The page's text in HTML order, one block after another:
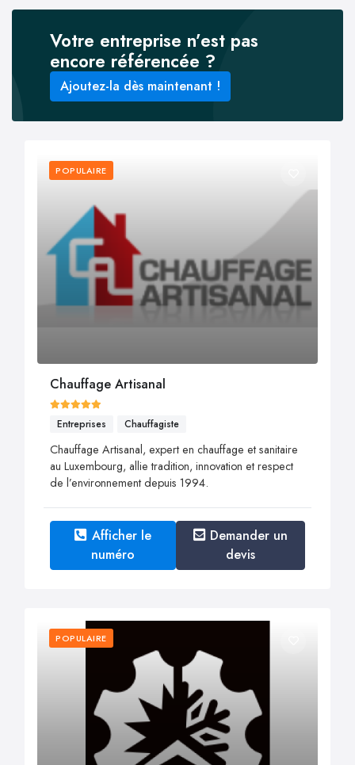
Votre entreprise n’est pas
encore référencée ?
Ajoutez-la dès maintenant !
POPULAIRE
Chauffage Artisanal
Entreprises Chauffagiste
Chauffage Artisanal, expert en chauffage et sanitaire
au Luxembourg, allie tradition, innovation et respect
de l’environnement depuis 1994.
Afficher le
numéro
Demander un
devis
POPULAIRE